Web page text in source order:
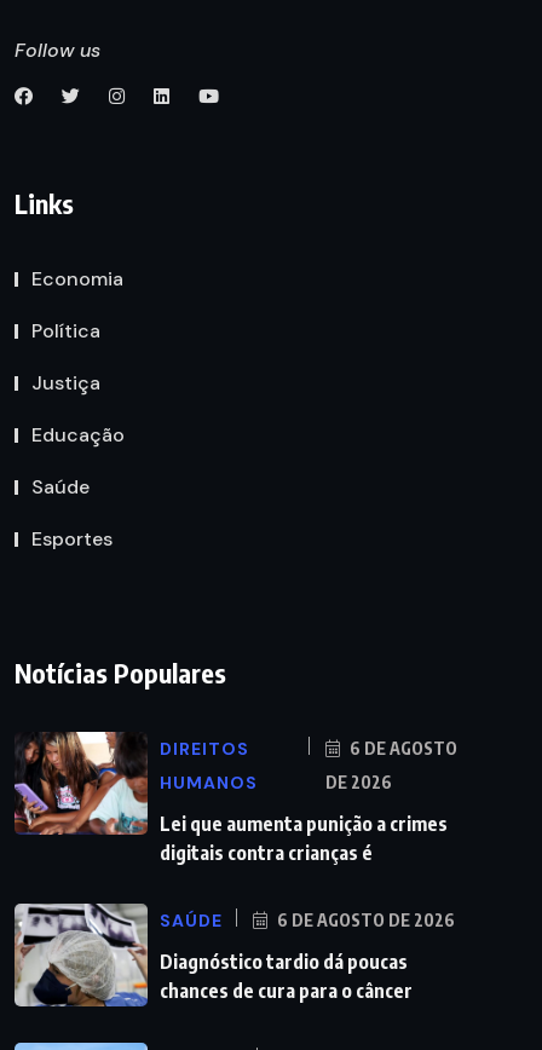
Follow us
Links
Economia
Política
Justiça
Educação
Saúde
Esportes
Notícias Populares
DIREITOS
HUMANOS
6 DE AGOSTO
DE 2026
Lei que aumenta punição a crimes
digitais contra crianças é
SAÚDE 6 DE AGOSTO DE 2026
Diagnóstico tardio dá poucas
chances de cura para o câncer